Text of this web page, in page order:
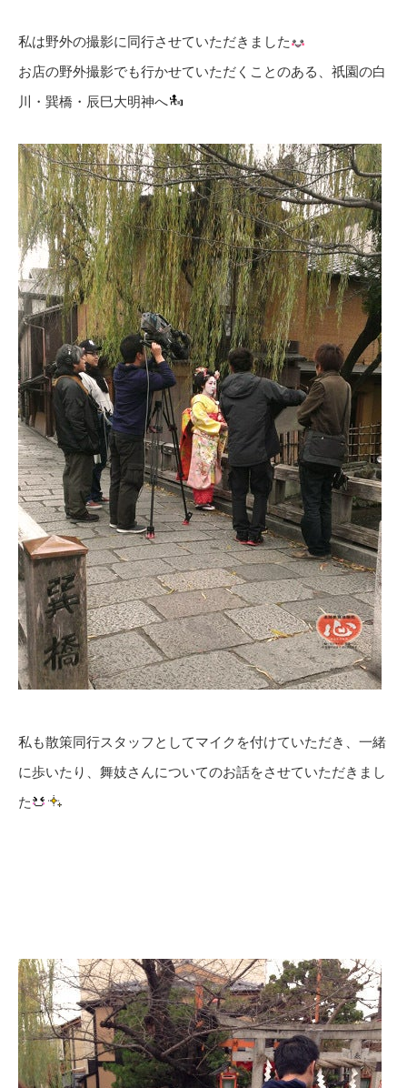
私は野外の撮影に同行させていただきました
お店の野外撮影でも行かせていただくことのある、祇園の白
川・巽橋・辰巳大明神へ
私も散策同行スタッフとしてマイクを付けていただき、一緒
に歩いたり、舞妓さんについてのお話をさせていただきまし
た